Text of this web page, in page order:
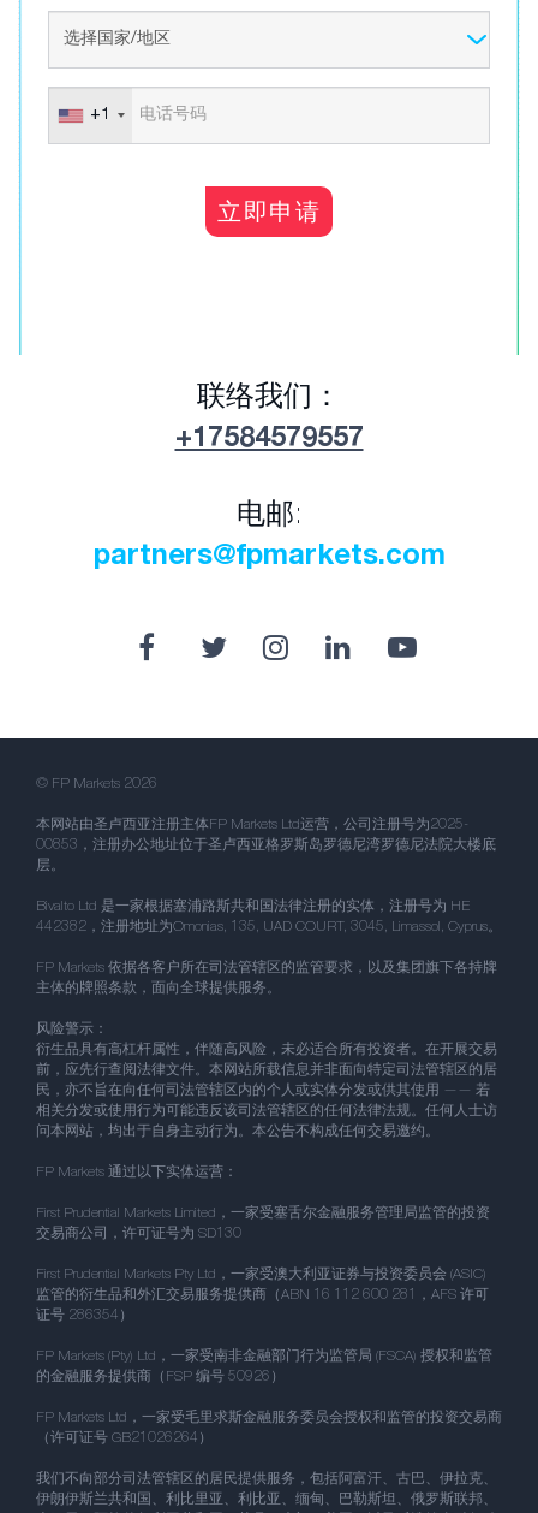
+1
立即申请
联络我们：
+17584579557
电邮:
partners@fpmarkets.com
© FP Markets 2026
本网站由圣卢西亚注册主体FP Markets Ltd运营，公司注册号为2025-
00853，注册办公地址位于圣卢西亚格罗斯岛罗德尼湾罗德尼法院大楼底
层。
Bivalto Ltd 是一家根据塞浦路斯共和国法律注册的实体，注册号为 HE
442382，注册地址为Omonias, 135, UAD COURT, 3045, Limassol, Cyprus。
FP Markets 依据各客户所在司法管辖区的监管要求，以及集团旗下各持牌
主体的牌照条款，面向全球提供服务。
风险警示：
衍生品具有高杠杆属性，伴随高风险，未必适合所有投资者。在开展交易
前，应先行查阅法律文件。本网站所载信息并非面向特定司法管辖区的居
民，亦不旨在向任何司法管辖区内的个人或实体分发或供其使用 —— 若
相关分发或使用行为可能违反该司法管辖区的任何法律法规。任何人士访
问本网站，均出于自身主动行为。本公告不构成任何交易邀约。
FP Markets 通过以下实体运营：
First Prudential Markets Limited，一家受塞舌尔金融服务管理局监管的投资
交易商公司，许可证号为 SD130
First Prudential Markets Pty Ltd，一家受澳大利亚证券与投资委员会 (ASIC)
监管的衍生品和外汇交易服务提供商（ABN 16 112 600 281，AFS 许可
证号 286354）
FP Markets (Pty) Ltd，一家受南非金融部门行为监管局 (FSCA) 授权和监管
的金融服务提供商（FSP 编号 50926）
FP Markets Ltd，一家受毛里求斯金融服务委员会授权和监管的投资交易商
（许可证号 GB21026264）
我们不向部分司法管辖区的居民提供服务，包括阿富汗、古巴、伊拉克、
伊朗伊斯兰共和国、利比里亚、利比亚、缅甸、巴勒斯坦、俄罗斯联邦、